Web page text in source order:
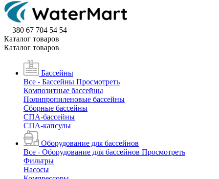
+380 67 704 54 54
Каталог товаров
Каталог товаров
Бассейны
Все - Бассейны Просмотреть
Композитные бассейны
Полипропиленовые бассейны
Сборные бассейны
СПА-бассейны
СПА-капсулы
Оборудование для бассейнов
Все - Оборудование для бассейнов Просмотреть
Фильтры
Насосы